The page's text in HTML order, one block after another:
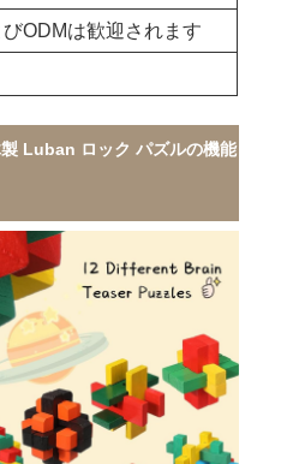
ODMは歓迎されます
Luban ロック パズルの機能